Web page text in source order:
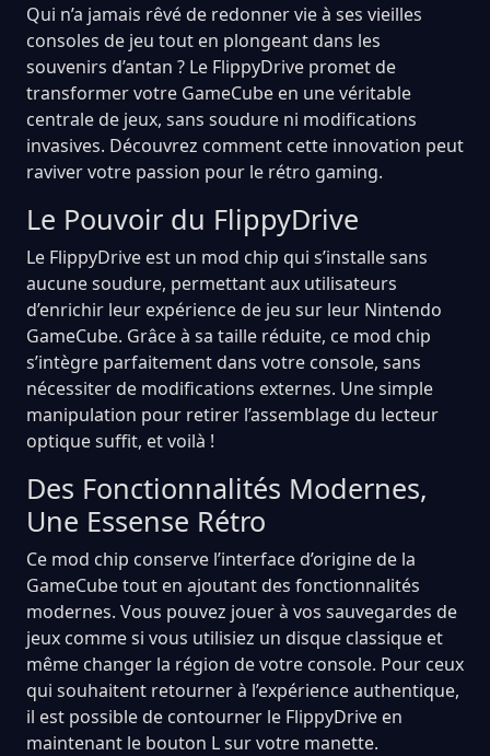
Qui n’a jamais rêvé de redonner vie à ses vieilles
consoles de jeu tout en plongeant dans les
souvenirs d’antan ? Le FlippyDrive promet de
transformer votre GameCube en une véritable
centrale de jeux, sans soudure ni modifications
invasives. Découvrez comment cette innovation peut
raviver votre passion pour le rétro gaming.
Le Pouvoir du FlippyDrive
Le FlippyDrive est un mod chip qui s’installe sans
aucune soudure, permettant aux utilisateurs
d’enrichir leur expérience de jeu sur leur Nintendo
GameCube. Grâce à sa taille réduite, ce mod chip
s’intègre parfaitement dans votre console, sans
nécessiter de modifications externes. Une simple
manipulation pour retirer l’assemblage du lecteur
optique suffit, et voilà !
Des Fonctionnalités Modernes,
Une Essense Rétro
Ce mod chip conserve l’interface d’origine de la
GameCube tout en ajoutant des fonctionnalités
modernes. Vous pouvez jouer à vos sauvegardes de
jeux comme si vous utilisiez un disque classique et
même changer la région de votre console. Pour ceux
qui souhaitent retourner à l’expérience authentique,
il est possible de contourner le FlippyDrive en
maintenant le bouton L sur votre manette.